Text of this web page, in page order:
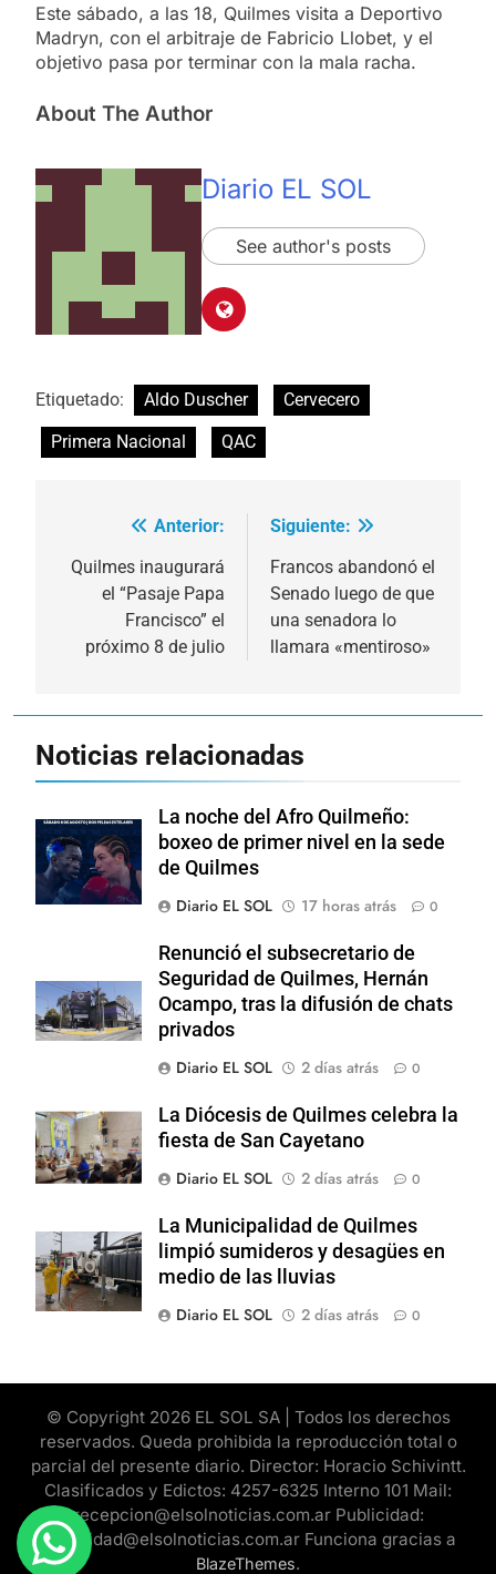
Este sábado, a las 18, Quilmes visita a Deportivo
Madryn, con el arbitraje de Fabricio Llobet, y el
objetivo pasa por terminar con la mala racha.
About The Author
Diario EL SOL
See author's posts
Etiquetado: Aldo Duscher
Cervecero
Primera Nacional
QAC
Navegación
de
entradas
Anterior:
Quilmes inaugurará
el “Pasaje Papa
Francisco” el
próximo 8 de julio
Siguiente:
Francos abandonó el
Senado luego de que
una senadora lo
llamara «mentiroso»
Noticias relacionadas
La noche del Afro Quilmeño:
boxeo de primer nivel en la sede
de Quilmes
Diario EL SOL
17 horas atrás 0
Renunció el subsecretario de
Seguridad de Quilmes, Hernán
Ocampo, tras la difusión de chats
privados
Diario EL SOL
2 días atrás 0
La Diócesis de Quilmes celebra la
fiesta de San Cayetano
Diario EL SOL
2 días atrás 0
La Municipalidad de Quilmes
limpió sumideros y desagües en
medio de las lluvias
Diario EL SOL
2 días atrás 0
© Copyright 2026 EL SOL SA | Todos los derechos
reservados. Queda prohibida la reproducción total o
parcial del presente diario. Director: Horacio Schivintt.
Clasificados y Edictos: 4257-6325 Interno 101 Mail:
recepcion@elsolnoticias.com.ar Publicidad:
publicidad@elsolnoticias.com.ar Funciona gracias a
BlazeThemes.